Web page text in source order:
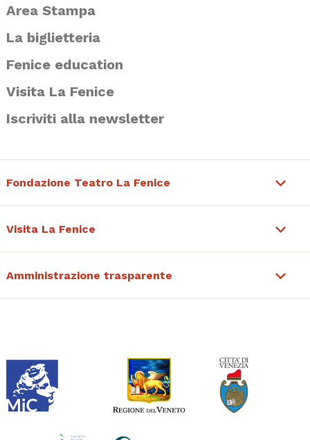
Area Stampa
La biglietteria
Fenice education
Visita La Fenice
Iscriviti alla newsletter
Fondazione Teatro La Fenice
Visita La Fenice
Amministrazione trasparente